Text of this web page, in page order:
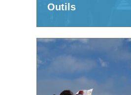
Outils